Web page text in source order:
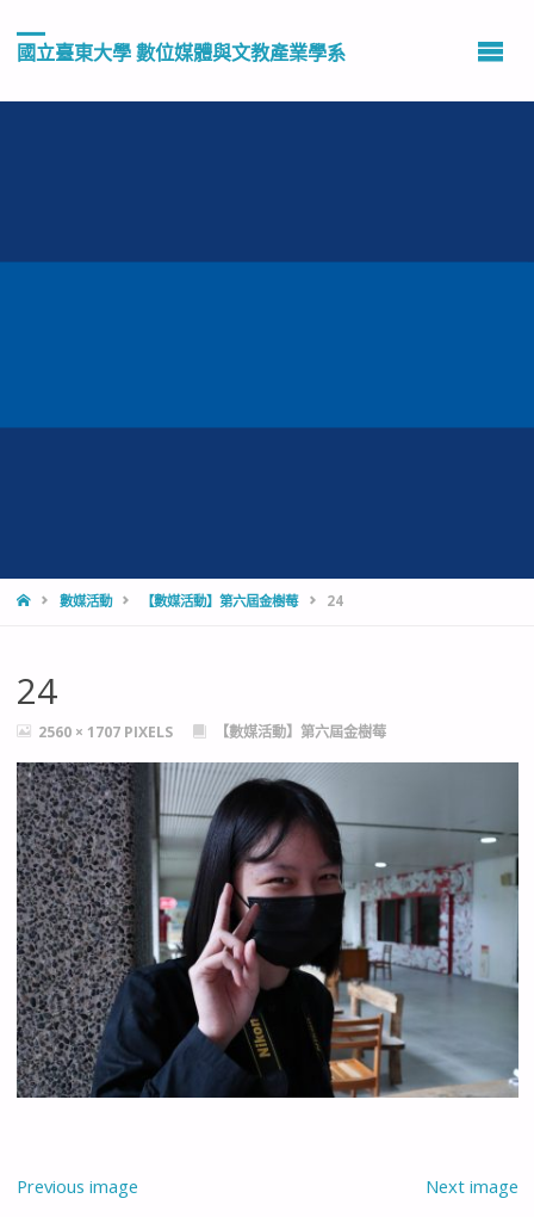
國立臺東大學 數位媒體與文教產業學系
HOME數媒活動 【數媒活動】第六屆金樹莓 24
24
FULL2560 × 1707 PIXELS 【數媒活動】第六屆金樹莓
Previous image Next image